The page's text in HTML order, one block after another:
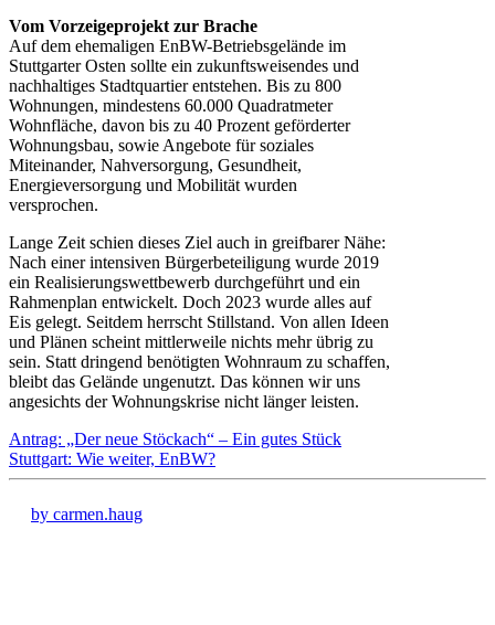
Vom Vorzeigeprojekt zur Brache
Auf dem ehemaligen EnBW-Betriebsgelände im
Stuttgarter Osten sollte ein zukunftsweisendes und
nachhaltiges Stadtquartier entstehen. Bis zu 800
Wohnungen, mindestens 60.000 Quadratmeter
Wohnfläche, davon bis zu 40 Prozent geförderter
Wohnungsbau, sowie Angebote für soziales
Miteinander, Nahversorgung, Gesundheit,
Energieversorgung und Mobilität wurden
versprochen.
Lange Zeit schien dieses Ziel auch in greifbarer Nähe:
Nach einer intensiven Bürgerbeteiligung wurde 2019
ein Realisierungswettbewerb durchgeführt und ein
Rahmenplan entwickelt. Doch 2023 wurde alles auf
Eis gelegt. Seitdem herrscht Stillstand. Von allen Ideen
und Plänen scheint mittlerweile nichts mehr übrig zu
sein. Statt dringend benötigten Wohnraum zu schaffen,
bleibt das Gelände ungenutzt. Das können wir uns
angesichts der Wohnungskrise nicht länger leisten.
Antrag: „Der neue Stöckach“ – Ein gutes Stück
Stuttgart: Wie weiter, EnBW?
by carmen.haug